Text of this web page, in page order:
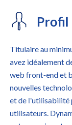
Profil
Titulaire au
avez idéalement
web front-end et
nouvelles
et de l'utilisabilité
utilisateurs.